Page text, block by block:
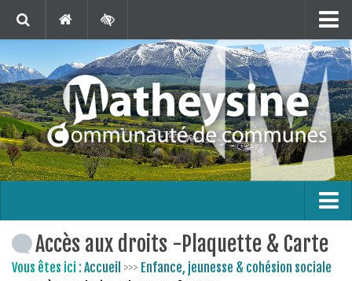
Matheysine Tourisme
Contact
Marchés Publics
Publications
Téléchargements
Carte interactive
En 1 clic !
L’intercommunalité
Le territoire
Accès aux droits -Plaquette & Carte
Vous êtes ici : Accueil >>> Enfance, jeunesse & cohésion sociale